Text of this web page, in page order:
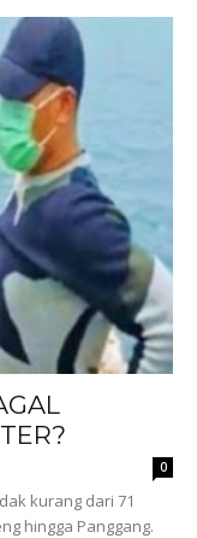
0
kurang dari 71
hingga Panggang.